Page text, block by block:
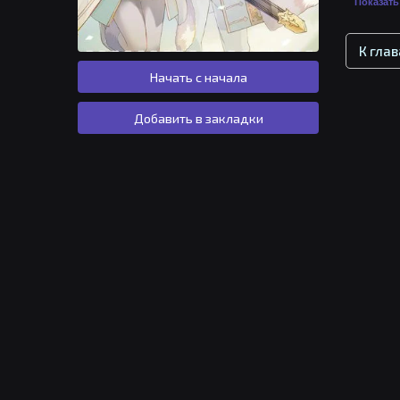
Начать с начала
Добавить в закладки
К